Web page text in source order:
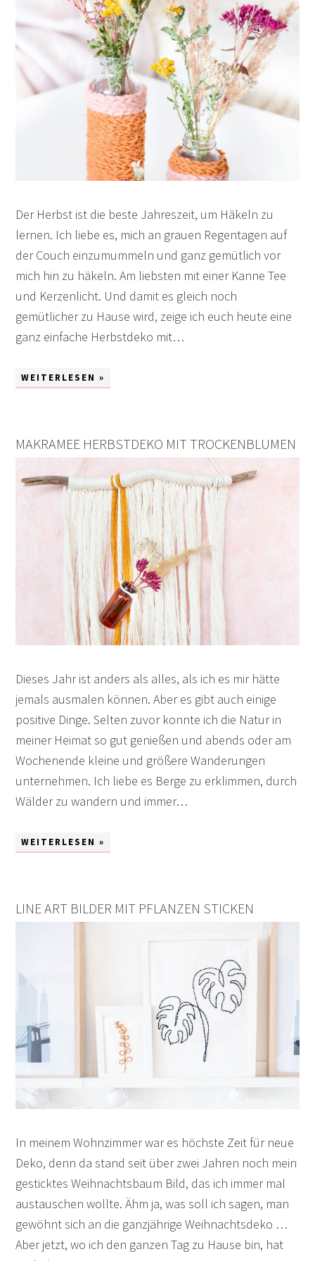
Der Herbst ist die beste Jahreszeit, um Häkeln zu
lernen. Ich liebe es, mich an grauen Regentagen auf
der Couch einzumummeln und ganz gemütlich vor
mich hin zu häkeln. Am liebsten mit einer Kanne Tee
und Kerzenlicht. Und damit es gleich noch
gemütlicher zu Hause wird, zeige ich euch heute eine
ganz einfache Herbstdeko mit…
WEITERLESEN »
MAKRAMEE HERBSTDEKO MIT TROCKENBLUMEN
Dieses Jahr ist anders als alles, als ich es mir hätte
jemals ausmalen können. Aber es gibt auch einige
positive Dinge. Selten zuvor konnte ich die Natur in
meiner Heimat so gut genießen und abends oder am
Wochenende kleine und größere Wanderungen
unternehmen. Ich liebe es Berge zu erklimmen, durch
Wälder zu wandern und immer…
WEITERLESEN »
LINE ART BILDER MIT PFLANZEN STICKEN
In meinem Wohnzimmer war es höchste Zeit für neue
Deko, denn da stand seit über zwei Jahren noch mein
gesticktes Weihnachtsbaum Bild, das ich immer mal
austauschen wollte. Ähm ja, was soll ich sagen, man
gewöhnt sich an die ganzjährige Weihnachtsdeko …
Aber jetzt, wo ich den ganzen Tag zu Hause bin, hat